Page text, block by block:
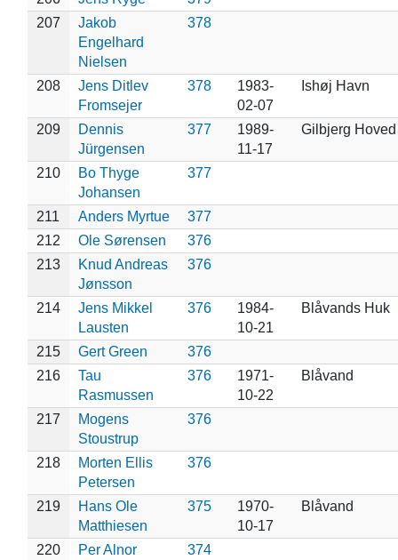
207
Jakob
Engelhard
Nielsen
378
208
Jens Ditlev
Fromsejer
378
1983-
02-07
Ishøj Havn
209
Dennis
Jürgensen
377
1989-
11-17
Gilbjerg Hoved
210
Bo Thyge
Johansen
377
211 Anders Myrtue
377
212
Ole Sørensen
376
213
Knud Andreas
Jønsson
376
214
Jens Mikkel
Lausten
376
1984-
10-21
Blåvands Huk
215 Gert Green
376
216
Tau
Rasmussen
376
1971-
10-22
Blåvand
217
Mogens
Stoustrup
376
218
Morten Ellis
Petersen
376
219
Hans Ole
Matthiesen
375
1970-
10-17
Blåvand
220
Per Alnor
374